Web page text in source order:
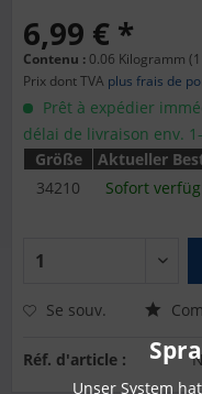
6,99 € *
Contenu : 0.06 Kilogramm
Prix dont TVA plus frais de
Prêt à expédier
délai de livraison env.
Größe
Aktueller
34210
Sofort
Se souv.
Réf. d'article :
Unser System